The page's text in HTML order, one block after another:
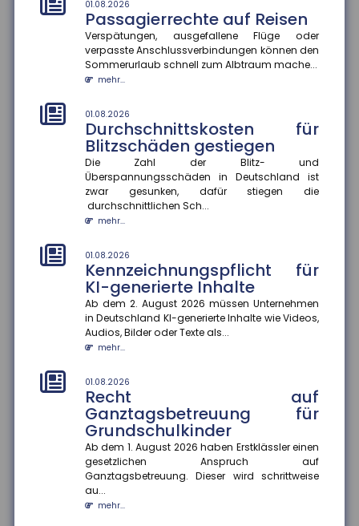
01.08.2026
Passagierrechte auf Reisen
Verspätungen, ausgefallene Flüge oder
verpasste Anschlussverbindungen können den
Sommerurlaub schnell zum Albtraum mache...
mehr...
01.08.2026
Durchschnittskosten für
Blitzschäden gestiegen
Die Zahl der Blitz- und
Überspannungsschäden in Deutschland ist
zwar gesunken, dafür stiegen die
durchschnittlichen Sch...
mehr...
01.08.2026
Kennzeichnungspflicht für
KI-generierte Inhalte
Ab dem 2. August 2026 müssen Unternehmen
in Deutschland KI-generierte Inhalte wie Videos,
Audios, Bilder oder Texte als...
mehr...
01.08.2026
Recht auf
Ganztagsbetreuung für
Grundschulkinder
Ab dem 1. August 2026 haben Erstklässler einen
gesetzlichen Anspruch auf
Ganztagsbetreuung. Dieser wird schrittweise
au...
mehr...
01.08.2026
Rechtsschutzversicherung:
Regress gegen Anwälte auch
bei Kulanzzahlungen möglich
Rechtsschutzversicherungen Anwälte auch dann in
Regress nehmen können, wenn...
mehr...
01.08.2026
Schaden in der Waschstraße:
Beweislast liegt beim Kunden
Kommt es zu einem Schaden am Pkw in der
Kostenübernahme. Nach einem a...
mehr...
28.07.2026
EUDI-Wallet: Digitale Identität
und Versicherungsnachweise
auf dem Smartphone
werden und digitale Ausweise, Signaturen und
Bezahlfunktionen bünde...
mehr...
28.07.2026
Frühstart-Rente: Zeit und
Zinseszinseffekt als Hebel für
die Altersvorsorge